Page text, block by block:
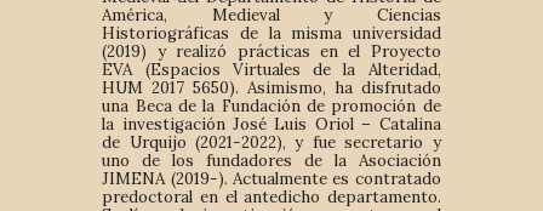
América, Medieval y Ciencias
Historiográficas de la misma universidad
(2019) y realizó prácticas en el Proyecto
EVA (Espacios Virtuales de la Alteridad,
HUM 2017 5650). Asimismo, ha disfrutado
una Beca de la Fundación de promoción de
la investigación José Luis Oriol – Catalina
de Urquijo (2021-2022), y fue secretario y
uno de los fundadores de la Asociación
JIMENA (2019-). Actualmente es contratado
predoctoral en el antedicho departamento.